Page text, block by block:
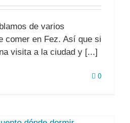
de varios
comer en Fez. Así que si
visita a la ciudad y [...]
0